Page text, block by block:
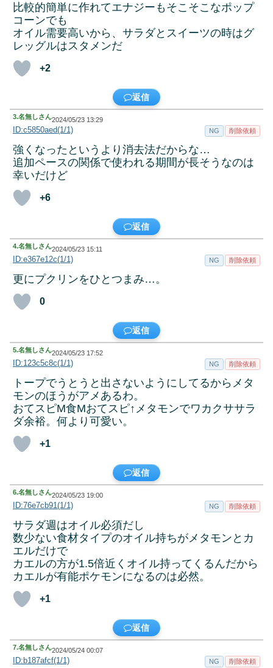
比較的簡単に作れてエナジーもそこそこなポップ
コーンでも
オイル需要高いから、サラダとスイーツの時はグ
レッグルはスタメンだ
+2
返信
3.名無しさん2024/05/23 13:29
ID:c5850aed(1/1) NG 削除依頼
強くなったというより消去法だからな…
追加ペースの関係で使われる期間が長そうなのは
幸いだけど
+6
返信
4.名無しさん2024/05/23 15:11
ID:e367e12c(1/1) NG 削除依頼
更にプクリンをひとつまみ…。
0
返信
5.名無しさん2024/05/23 17:52
ID:123c5c8c(1/1) NG 削除依頼
トープでうとうと出さないようにしてるからメタ
モンのほうがアメあるわ。
おてスピM食Mおてスピ↑メタモンでワカクササラ
ダ余裕。何より可愛い。
+1
返信
6.名無しさん2024/05/23 19:00
ID:76e7cb91(1/1) NG 削除依頼
サラダ週はオイル必須だし
数少ない食材タイプのオイル持ちがメタモンとカ
エルだけで
カエルの方が1.5倍近くオイル持ってくるんだから
カエルが有能ポケモンになるのは必然。
+1
返信
7.名無しさん2024/05/24 00:07
ID:b187afcf(1/1) NG 削除依頼